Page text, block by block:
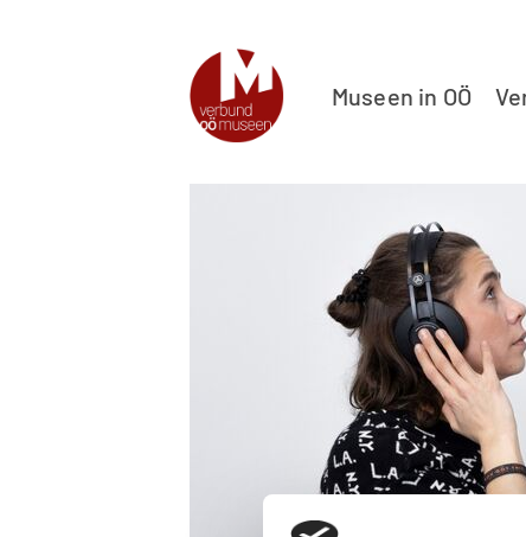
Museen in OÖ